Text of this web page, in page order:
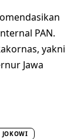
PAN.
yakni
Jawa
JOKOWI